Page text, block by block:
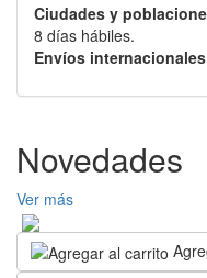
Ciudades y
8 días hábiles.
Envíos
Novedades
Ver más